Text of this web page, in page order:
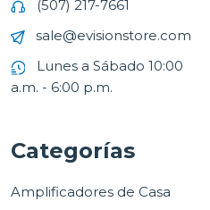
(507) 217-7661
sale@evisionstore.com
Lunes a Sábado 10:00
a.m. - 6:00 p.m.
Categorías
Amplificadores de Casa